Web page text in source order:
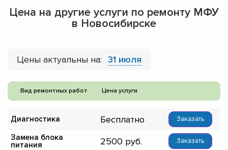
Цена на другие услуги по ремонту МФУ
в Новосибирске
Цены актуальны на: 31 июля
Вид ремонтных работ Цена услуги
Диагностика Бесплатно Заказать
Замена блока
питания
2500 Заказать